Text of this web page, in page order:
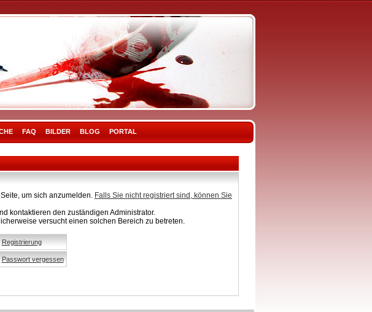
FAQ BILDER BLOG PORTAL
um sich anzumelden. Falls Sie nicht registriert sind, können Sie
kontaktieren den zuständigen Administrator.
versucht einen solchen Bereich zu betreten.
Registrierung
Passwort vergessen